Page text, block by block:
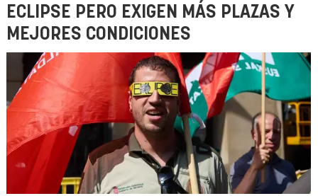
ECLIPSE PERO EXIGEN MÁS PLAZAS Y
MEJORES CONDICIONES